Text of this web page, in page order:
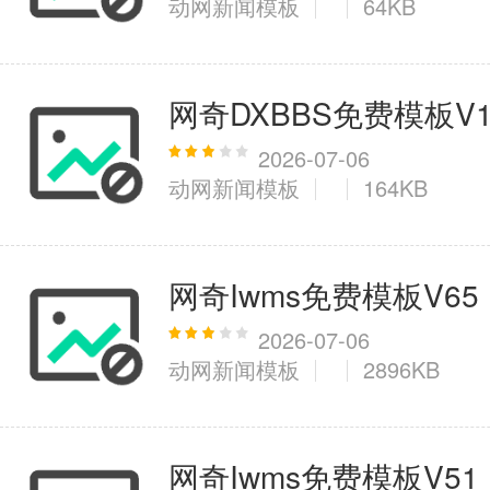
医疗健康
6千+款应用
图像拍照
9百+款应用
动网新闻模板
64KB
网奇DXBBS免费模板
2026-07-06
动网新闻模板
164KB
网奇Iwms免费模板V65
2026-07-06
动网新闻模板
2896KB
网奇Iwms免费模板V51